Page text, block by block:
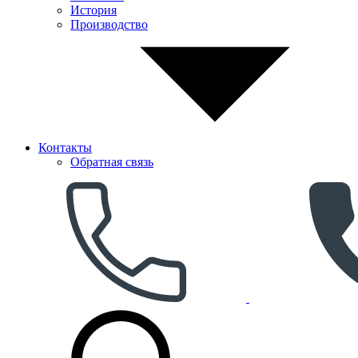
История
Производство
Контакты
Обратная связь